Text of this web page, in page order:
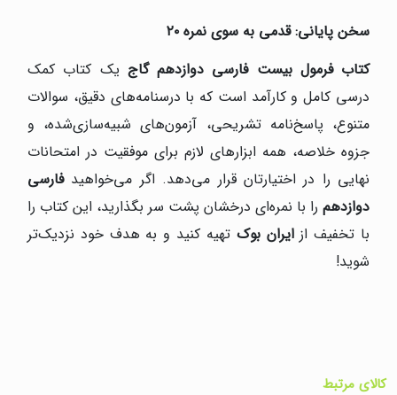
سخن پایانی: قدمی به سوی نمره ۲۰
کتاب فرمول بیست فارسی دوازدهم گاج یک کتاب کمک
درسی کامل و کارآمد است که با درسنامه‌های دقیق، سوالات
متنوع، پاسخ‌نامه تشریحی، آزمون‌های شبیه‌سازی‌شده، و
جزوه خلاصه، همه ابزارهای لازم برای موفقیت در امتحانات
نهایی را در اختیارتان قرار می‌دهد. اگر می‌خواهیدفارسی
دوازدهم را با نمره‌ای درخشان پشت سر بگذارید، این کتاب را
با تخفیف ازایران بوک تهیه کنید و به هدف خود نزدیک‌تر
شوید!
کالای مرتبط